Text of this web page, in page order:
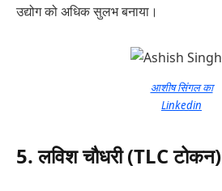
उद्योग को अधिक सुलभ बनाया।
आशीष सिंगल का
Linkedin
5. लविश चौधरी (TLC टोकन)